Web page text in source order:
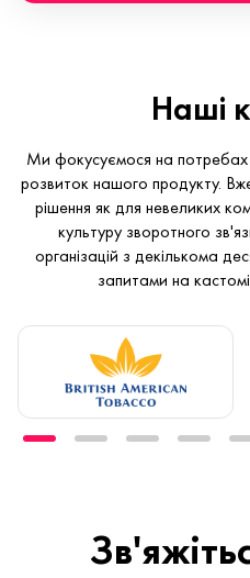
Наші
Ми фокусуємося на потребах
розвиток нашого продукту.
рішення як для невеликих
культуру зворотного
організацій з декількома
запитами на